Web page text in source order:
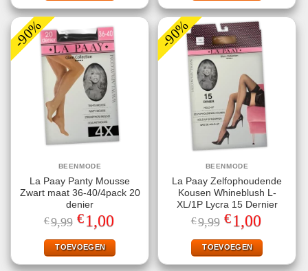
-90%
BEENMODE
La Paay Panty Mousse
Zwart maat 36-40/4pack 20
denier
€9,99 Oorspronkelijke
prijs
was:
€9,99.
€1,00
is:
€1,00.
TOEVOEGEN
-90%
BEENMODE
La Paay Zelfophoudende
Kousen Whineblush L-
XL/1P Lycra 15 Dernier
€9,99 Oorspronkelijke
prijs
was:
€9,99.
€1,00
is:
€1,00.
TOEVOEGEN